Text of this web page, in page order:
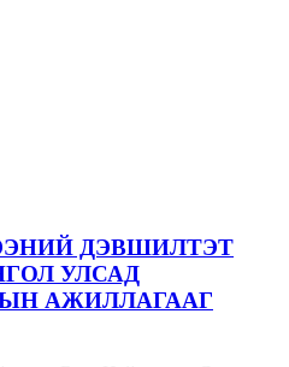
ДЭВШИЛТЭТ
УЛСАД
АЖИЛЛАГААГ